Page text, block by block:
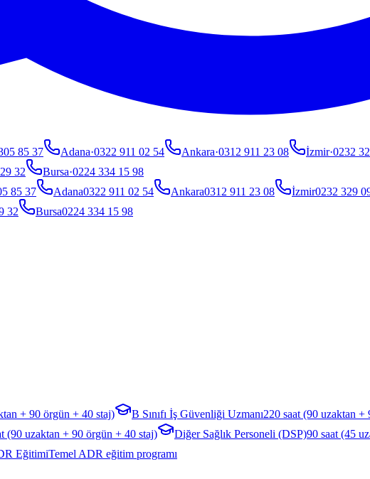
85 37 Adana·0322 911 02 54 Ankara·0312 911 23 08 İzmir·0232
32 Bursa·0224 334 15 98
85 37 Adana0322 911 02 54 Ankara0312 911 23 08 İzmir0232 329
32 Bursa0224 334 15 98
+ 90 örgün + 40 staj) B Sınıfı İş Güvenliği Uzmanı220 saat (90 uzaktan
(90 uzaktan + 90 örgün + 40 staj) Diğer Sağlık Personeli (DSP)90 saat (45
EğitimiTemel ADR eğitim programı